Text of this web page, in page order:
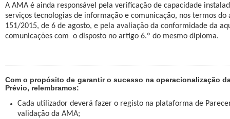
A AMA é ainda responsável pela verificação de capacidade
serviços tecnologias de informação e comunicação, nos termos do
151/2015, de 6 de agosto, e pela avaliação da conformidade da
comunicações com o disposto no artigo 6.º do mesmo diploma.
Com o propósito de garantir o sucesso na operacionalização
Prévio, relembramos:
Cada utilizador deverá fazer o registo na plataforma de
validação da AMA;